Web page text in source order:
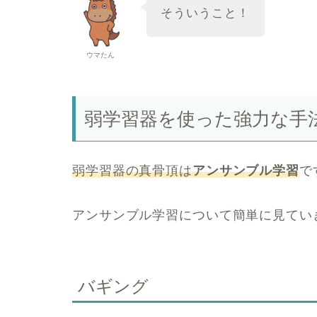
ウマたん
そういうこと！
弱学習器を使った強力な手
弱学習器の真骨頂はアンサンブル学習で
アンサンブル学習について簡単に見てい
バギング